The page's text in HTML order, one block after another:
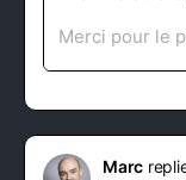
Merci pour le
Marc